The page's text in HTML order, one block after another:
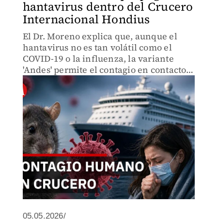
hantavirus dentro del Crucero
Internacional Hondius
El Dr. Moreno explica que, aunque el
hantavirus no es tan volátil como el
COVID-19 o la influenza, la variante
'Andes' permite el contagio en contactos
estrechos. El hacinamiento y los
espacios cerrados facilitan que afecte a
los pasajeros.
05.05.2026/